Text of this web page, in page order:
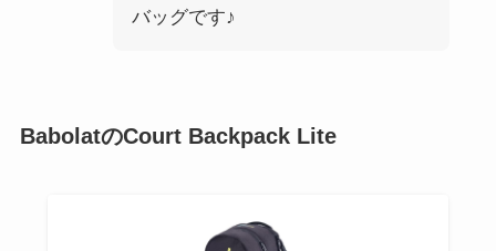
バッグです♪
BabolatのCourt Backpack Lite